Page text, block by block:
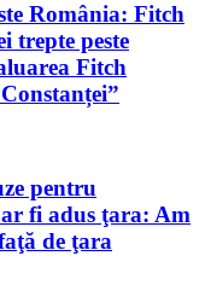
România: Fitch
trepte peste
Fitch
pentru
fi adus ţara: Am
de ţara